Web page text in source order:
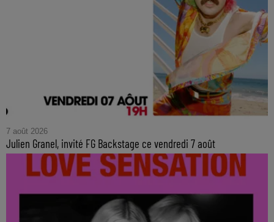
7 août 2026
Julien Granel, invité FG Backstage ce vendredi 7 août